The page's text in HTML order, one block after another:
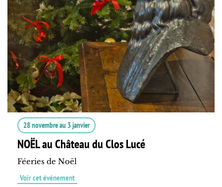
28 novembreau 3 janvier
NOËL au Château du Clos Lucé
Féeries de Noël
Voir cet événement